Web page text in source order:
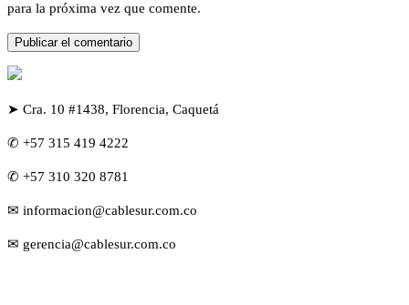
para la próxima vez que comente.
➤ Cra. 10 #1438, Florencia, Caquetá
✆ +57 315 419 4222
✆ +57 310 320 8781
✉ informacion@cablesur.com.co
✉ gerencia@cablesur.com.co